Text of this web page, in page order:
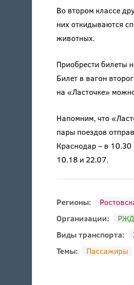
Во втором классе
них откидываются
животных.
Приобрести билеты
Билет в вагон
на «Ласточке»
Напомним, что
пары поездов
Краснодар – в 10.30
10.18 и 22.07.
Регионы:
Организации:
РЖД
Виды транспорта:
Темы:
Пассажиры